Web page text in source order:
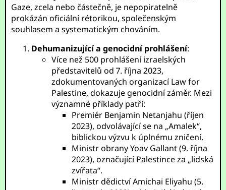
Gaze, zcela nebo částečně, je nepopiratelně
prokázán oficiální rétorikou, společenským
souhlasem a systematickým chováním.
Dehumanizující a genocidní prohlášení:
Více než 500 prohlášení izraelských
představitelů od 7. října 2023,
zdokumentovaných organizací Law for
Palestine, dokazuje genocidní záměr. Mezi
významné příklady patří:
Premiér Benjamin Netanjahu (říjen
2023), odvolávající se na „Amalek“,
biblickou výzvu k úplnému zničení.
Ministr obrany Yoav Gallant (9. října
2023), označující Palestince za „lidská
zvířata“.
Ministr dědictví Amichai Eliyahu (5.